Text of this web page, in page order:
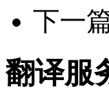
下一
翻译服